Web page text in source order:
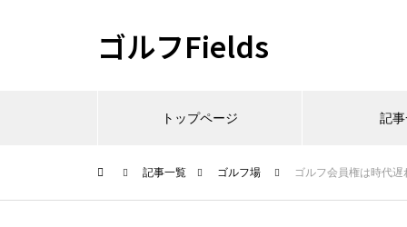
ゴルフFields
トップページ 記
記事一覧 ゴルフ場 ゴルフ会員権は時代